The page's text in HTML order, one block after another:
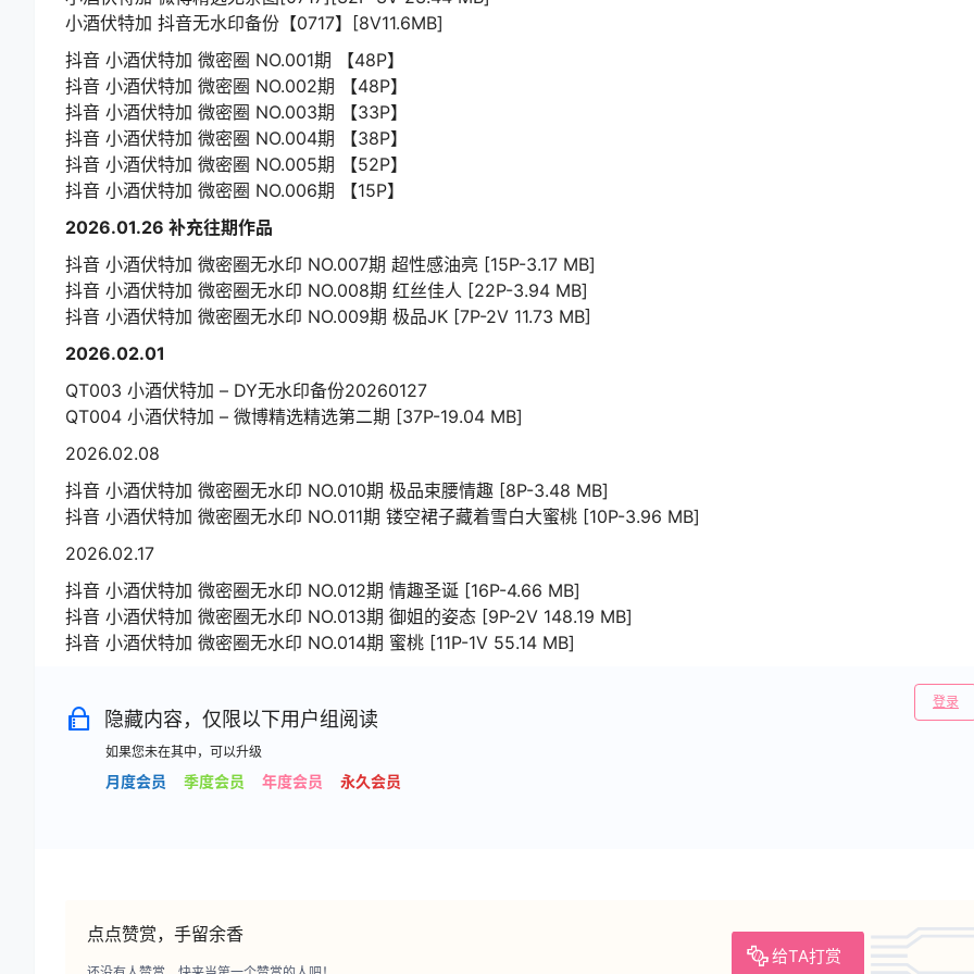
小酒伏特加 抖音无水印备份【0717】[8V11.6MB]
抖音 小酒伏特加 微密圈 NO.001期 【48P】
抖音 小酒伏特加 微密圈 NO.002期 【48P】
抖音 小酒伏特加 微密圈 NO.003期 【33P】
抖音 小酒伏特加 微密圈 NO.004期 【38P】
抖音 小酒伏特加 微密圈 NO.005期 【52P】
抖音 小酒伏特加 微密圈 NO.006期 【15P】
2026.01.26 补充往期作品
抖音 小酒伏特加 微密圈无水印 NO.007期 超性感油亮 [15P-3.17 MB]
抖音 小酒伏特加 微密圈无水印 NO.008期 红丝佳人 [22P-3.94 MB]
抖音 小酒伏特加 微密圈无水印 NO.009期 极品JK [7P-2V 11.73 MB]
2026.02.01
QT003 小酒伏特加 – DY无水印备份20260127
QT004 小酒伏特加 – 微博精选精选第二期 [37P-19.04 MB]
2026.02.08
抖音 小酒伏特加 微密圈无水印 NO.010期 极品束腰情趣 [8P-3.48 MB]
抖音 小酒伏特加 微密圈无水印 NO.011期 镂空裙子藏着雪白大蜜桃 [10P-3.96 MB]
2026.02.17
抖音 小酒伏特加 微密圈无水印 NO.012期 情趣圣诞 [16P-4.66 MB]
抖音 小酒伏特加 微密圈无水印 NO.013期 御姐的姿态 [9P-2V 148.19 MB]
抖音 小酒伏特加 微密圈无水印 NO.014期 蜜桃 [11P-1V 55.14 MB]
隐藏内容，仅限以下用户组阅读
如果您未在其中，可以升级
月度会员 季度会员 年度会员 永久会员
登录
点点赞赏，手留余香
给TA打赏